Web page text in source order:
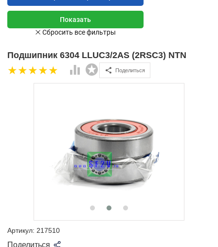
Подшипник 6304 LLUC3/2AS (2RSC3) NTN
Поделиться
Артикул: 217510
Поделиться